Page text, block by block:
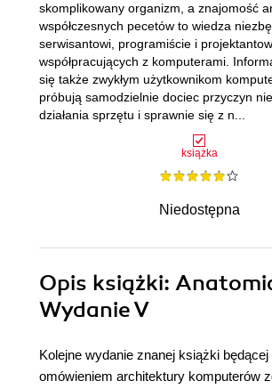
książka
Niedostępna
skomplikowany organizm, a znajomość
współczesnych pecetów to wiedza
serwisantowi, programiście i
współpracujących z komputerami.
się także zwykłym użytkownikom
próbują samodzielnie dociec przyczyn
działania sprzętu i sprawnie się z n...
Opis książki:
Wydanie V
Kolejne wydanie znanej książki będącej
omówieniem architektury komputerów